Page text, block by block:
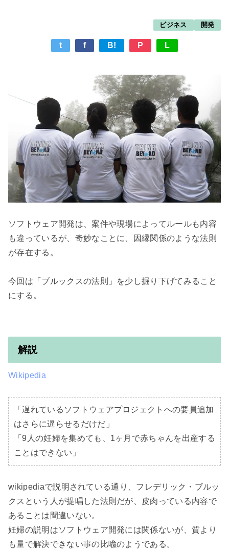
ビジネス 開発
t f B! P L
ソフトウェア開発は、案件や現場によってルールも内容
も違っているが、奇妙なことに、因縁関係のような法則
が存在する。
今回は「ブルックスの法則」を少し掘り下げてみること
にする。
解説
Wikipedia
「遅れているソフトウェアプロジェクトへの要員追加
はさらに遅らせるだけだ」
「9人の妊婦を集めても、1ヶ月で赤ちゃんを出産する
ことはできない」
wikipediaで説明されている通り、フレデリック・ブルッ
クスという人が提唱した法則だが、皮肉っている内容で
あることは間違いない。
妊婦の説明はソフトウェア開発には関係ないが、質より
も量で解決できない事の比喩のようである。